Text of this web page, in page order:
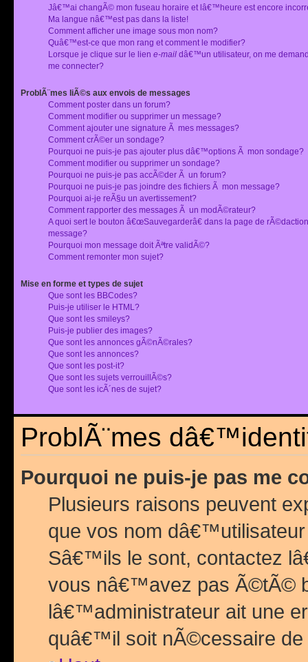
Jâ€™ai changÃ© mon fuseau horaire et lâ€™heure est encore
Ma langue nâ€™est pas dans la liste!
Comment afficher une image sous mon nom?
Quâ€™est-ce que mon rang et comment le modifier?
Lorsque je clique sur le lien e-mail dâ€™un utilisateur, on me
me connecter?
ProblÃ¨mes liÃ©s aux envois de messages
Comment poster dans un forum?
Comment modifier ou supprimer un message?
Comment ajouter une signature Ã mes messages?
Comment crÃ©er un sondage?
Pourquoi ne puis-je pas ajouter plus dâ€™options Ã mon sondage?
Comment modifier ou supprimer un sondage?
Pourquoi ne puis-je pas accÃ©der Ã un forum?
Pourquoi ne puis-je pas joindre des fichiers Ã mon message?
Pourquoi ai-je reÃ§u un avertissement?
Comment rapporter des messages Ã un modÃ©rateur?
A quoi sert le bouton â€œSauvegarderâ€ dans la page de
message?
Pourquoi mon message doit Ãªtre validÃ©?
Comment remonter mon sujet?
Mise en forme et types de sujet
Que sont les BBCodes?
Puis-je utiliser le HTML?
Que sont les smileys?
Puis-je publier des images?
Que sont les annonces gÃ©nÃ©rales?
Que sont les annonces?
Que sont les post-it?
Que sont les sujets verrouillÃ©s?
Que sont les icÃ´nes de sujet?
ProblÃ¨mes
Pourquoi ne puis-je pas me
Plusieurs raisons peuvent
que vos nom
Sâ€™ils le sont, contactez
vous nâ€™avez pas Ã©tÃ©
lâ€™administrateur ait une
quâ€™il soit nÃ©cessaire de